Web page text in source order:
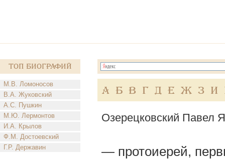
Топ Биографий
М.В. Ломоносов
В.А. Жуковский
А.С. Пушкин
М.Ю. Лермонтов
И.А. Крылов
Ф.М. Достоевский
Г.Р. Державин
А Б В Г Д Е Ж З И
Озерецковский Павел
— протоиерей,